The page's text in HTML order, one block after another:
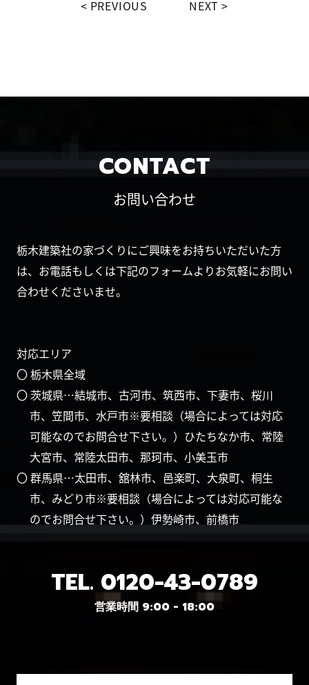
PREVIOUS NEXT
CONTACT
お問い合わせ
栃木建築社の家づくりにご興味をお持ちいただいた方
は、お電話もしくは下記のフォームよりお気軽にお問い
合わせくださいませ。
対応エリア
〇 栃木県全域
〇 茨城県…結城市、古河市、筑西市、下妻市、桜川
市、笠間市、水戸市※要相談（場合によっては対応
可能なのでお問合せ下さい。）ひたちなか市、常陸
大宮市、常陸太田市、那珂市、小美玉市
〇 群馬県…太田市、舘林市、邑楽町、大泉町、桐生
市、みどり市※要相談（場合によっては対応可能な
のでお問合せ下さい。）伊勢崎市、前橋市
TEL. 0120-43-0789
営業時間 9:00 - 18:00